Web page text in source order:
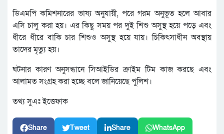
ডিএমপি কমিশনারের ভাষ্য অনুযায়ী, পরে গরম অনুভূত হলে আবার
এসি চালু করা হয়। এর কিছু সময় পর দুই শিশু অসুস্থ হয়ে পড়ে এবং
ধীরে ধীরে বাকি চার শিশুও অসুস্থ হয়ে যায়। চিকিৎসাধীন অবস্থায়
তাদের মৃত্যু হয়।
ঘটনার কারণ অনুসন্ধানে সিআইডির ক্রাইম টিম কাজ করছে এবং
আলামত সংগ্রহ করা হচ্ছে বলে জানিয়েছে পুলিশ।
তথ্য সুএঃ ইত্তেফাক
Share Tweet Share WhatsApp